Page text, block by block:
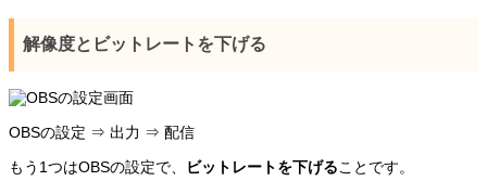
解像度とビットレートを下げる
OBSの設定 ⇒ 出力 ⇒ 配信
もう1つはOBSの設定で、
ビットレートを下げることです。